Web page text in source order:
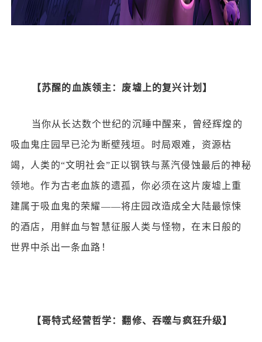
【苏醒的血族领主：废墟上的复兴计划】
当你从长达数个世纪的沉睡中醒来，曾经辉煌的
吸血鬼庄园早已沦为断壁残垣。时局艰难，资源枯
竭，人类的“文明社会”正以钢铁与蒸汽侵蚀最后的神秘
领地。作为古老血族的遗孤，你必须在这片废墟上重
建属于吸血鬼的荣耀——将庄园改造成全大陆最惊悚
的酒店，用鲜血与智慧征服人类与怪物，在末日般的
世界中杀出一条血路！
【哥特式经营哲学：翻修、吞噬与疯狂升级】